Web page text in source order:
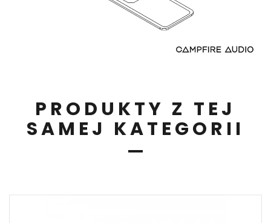
PRODUKTY Z TEJ
SAMEJ KATEGORII